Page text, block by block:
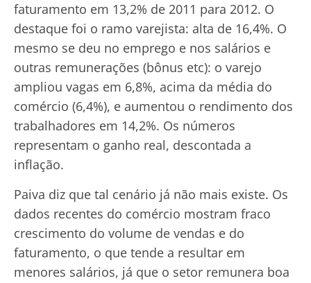
faturamento em 13,2% de 2011 para 2012. O
destaque foi o ramo varejista: alta de 16,4%. O
mesmo se deu no emprego e nos salários e
outras remunerações (bônus etc): o varejo
ampliou vagas em 6,8%, acima da média do
comércio (6,4%), e aumentou o rendimento dos
trabalhadores em 14,2%. Os números
representam o ganho real, descontada a
inflação.
Paiva diz que tal cenário já não mais existe. Os
dados recentes do comércio mostram fraco
crescimento do volume de vendas e do
faturamento, o que tende a resultar em
menores salários, já que o setor remunera boa